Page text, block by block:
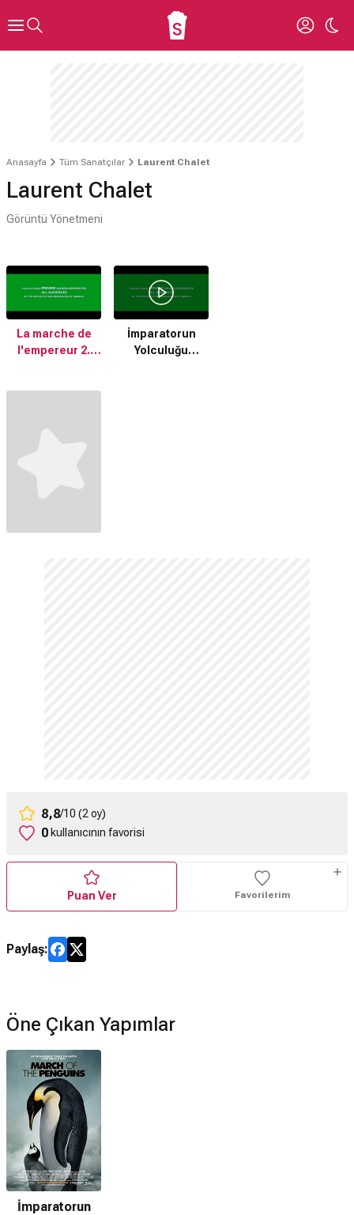
Anasayfa Tüm Sanatçılar Laurent Chalet
Laurent Chalet
Görüntü Yönetmeni
La marche de
l'empereur 2.
İmparatorun
Yolculuğu
8,8/10 (2 oy)
0 kullanıcının favorisi
Puan Ver Favorilerim
Paylaş:
Öne Çıkan Yapımlar
İmparatorun